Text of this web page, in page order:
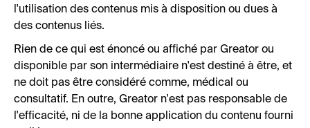
l'utilisation des contenus mis à disposition ou dues à
des contenus liés.
Rien de ce qui est énoncé ou affiché par Greator ou
disponible par son intermédiaire n'est destiné à être, et
ne doit pas être considéré comme, médical ou
consultatif. En outre, Greator n'est pas responsable de
l'efficacité, ni de la bonne application du contenu fourni